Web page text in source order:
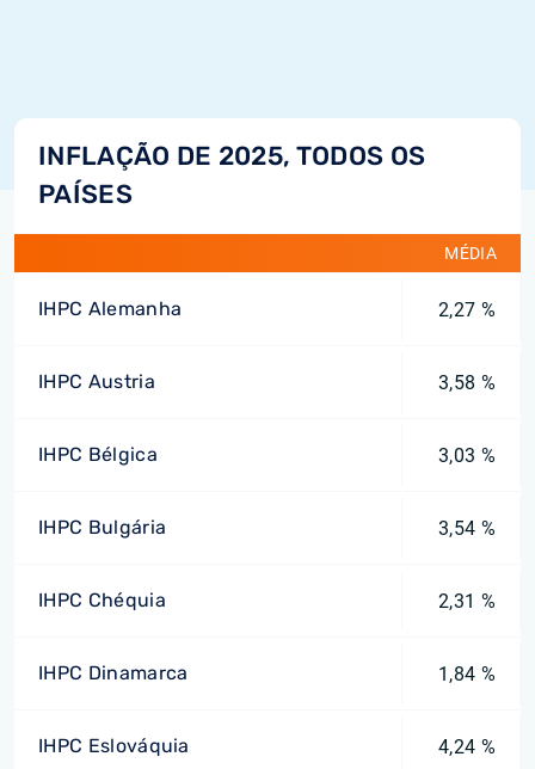
INFLAÇÃO DE 2025, TODOS OS
PAÍSES
MÉDIA
IHPC Alemanha 2,27 %
IHPC Austria 3,58 %
IHPC Bélgica 3,03 %
IHPC Bulgária 3,54 %
IHPC Chéquia 2,31 %
IHPC Dinamarca 1,84 %
IHPC Eslováquia 4,24 %